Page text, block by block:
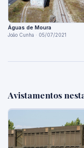
Águas de Moura
João Cunha · 05/07/2021
Avistamentos